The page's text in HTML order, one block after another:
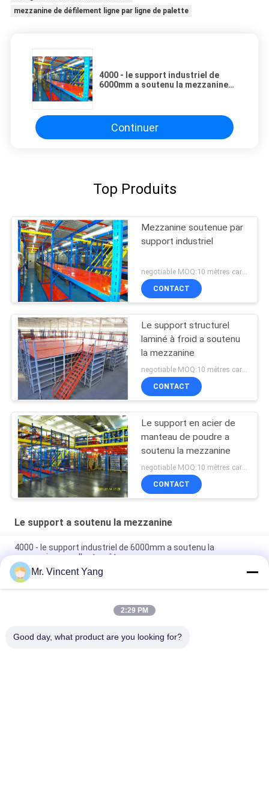
mezzanine de défilement ligne par ligne de palette
4000 - le support industriel de
6000mm a soutenu la mezzanine
Continuer
Top Produits
Mezzanine soutenue par
support industriel
negotiable MOQ:10 mètres carrés
CONTACT
Le support structurel
laminé à froid a soutenu
la mezzanine
CONTACT
Le support en acier de
manteau de poudre a
soutenu la mezzanine
CONTACT
Le support a soutenu la mezzanine
4000 - le support industriel de 6000mm a soutenu la
mezzanine pour l'entrepôt
Le support structurel laminé à froid adapté aux besoins du
client a soutenu la mezzanine pour la logistique
Le support en acier de manteau de poudre a soutenu la
Mr. Vincent Yang
2:29 PM
Good day, what product are you looking for?